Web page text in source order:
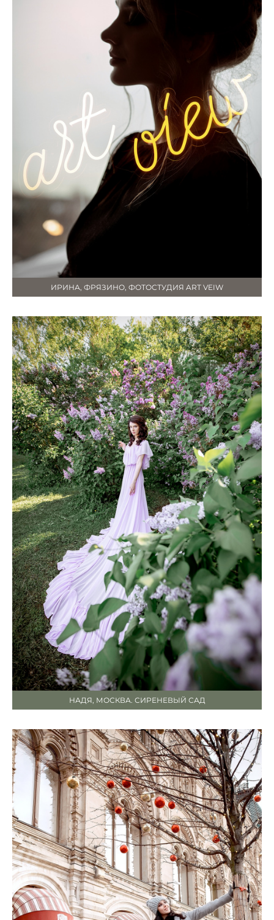
ИРИНА, ФРЯЗИНО, ФОТОСТУДИЯ ART VEIW
НАДЯ, МОСКВА. СИРЕНЕВЫЙ САД